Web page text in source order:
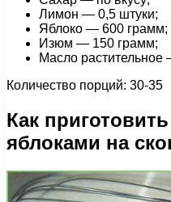
Лимон — 0,5 штуки;
Яблоко — 600 грамм;
Изюм — 150 грамм;
Масло растительное
Количество порций: 30-35
Как
яблоками на